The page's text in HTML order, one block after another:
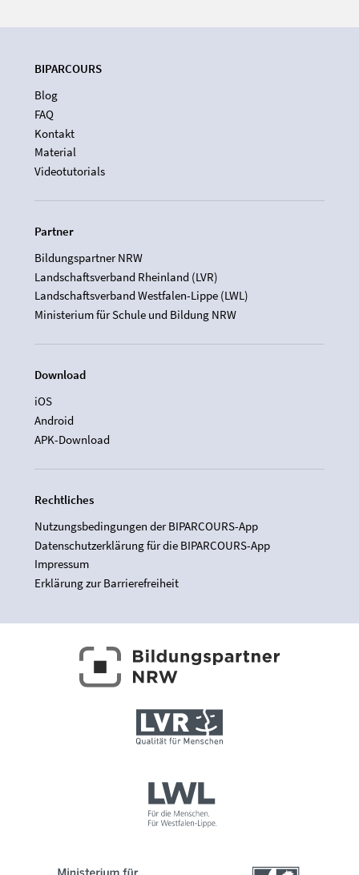
BIPARCOURS
Blog
FAQ
Kontakt
Material
Videotutorials
Partner
Bildungspartner NRW
Landschaftsverband Rheinland (LVR)
Landschaftsverband Westfalen-Lippe (LWL)
Ministerium für Schule und Bildung NRW
Download
iOS
Android
APK-Download
Rechtliches
Nutzungsbedingungen der BIPARCOURS-App
Datenschutzerklärung für die BIPARCOURS-App
Impressum
Erklärung zur Barrierefreiheit